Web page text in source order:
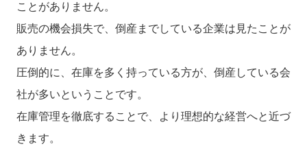
ことがありません。
販売の機会損失で、倒産までしている企業は見たことが
ありません。
圧倒的に、在庫を多く持っている方が、倒産している会
社が多いということです。
在庫管理を徹底することで、より理想的な経営へと近づ
きます。